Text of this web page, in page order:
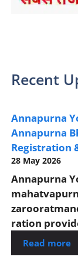
Recent
Annapurna
Annapurna
Registration
28 May 2026
Annapurna
ration
Read more